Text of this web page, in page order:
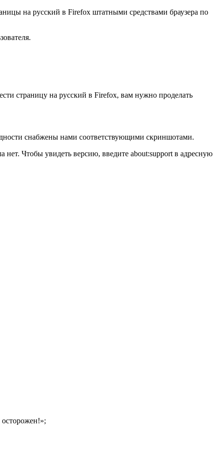
на русский в Firefox штатными средствами браузера по
страницу на русский в Firefox, вам нужно проделать
снабжены нами соответствующими скриншотами.
нет. Чтобы увидеть версию, введите about:support в адресную